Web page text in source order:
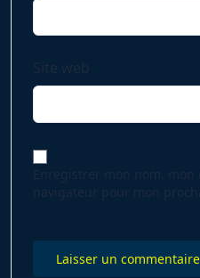
Site web
Enregistrer mon nom,
navigateur pour mon